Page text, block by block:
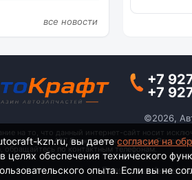
все новости
+7
+7
©2026,
на то, что данный интернет-сайт носит
ч. 2 ст. 437 Гражданского кодекса
обращайтесь по контактным телефонам.
Политика
kzn.ru, вы даетесогласие на
в целях обеспечения технического
опыта. Если вы не